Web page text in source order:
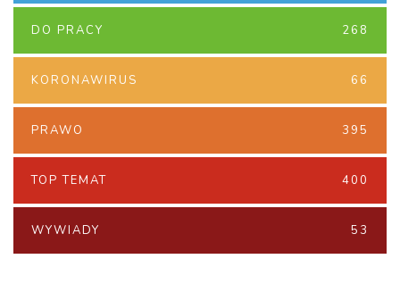
DO PRACY 268
KORONAWIRUS 66
PRAWO 395
TOP TEMAT 400
WYWIADY 53